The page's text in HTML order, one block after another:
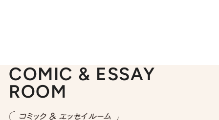
COMIC & ESSAY
ROOM